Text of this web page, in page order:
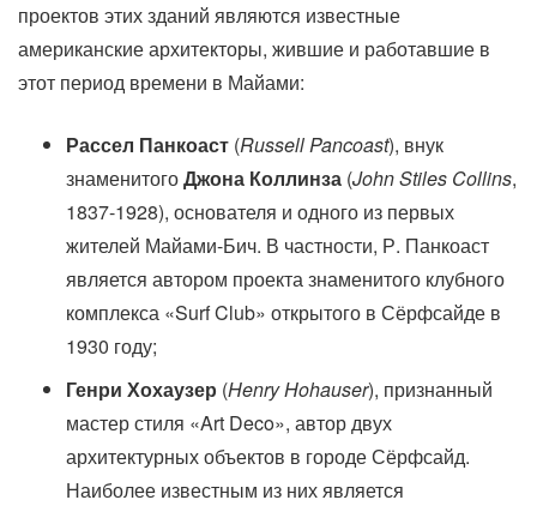
проектов этих зданий являются известные
американские архитекторы, жившие и работавшие в
этот период времени в Майами:
Рассел Панкоаст (Russell Pancoast), внук
знаменитогоДжона Коллинза (John Stiles Collins,
1837-1928), основателя и одного из первых
жителей Майами-Бич. В частности, Р. Панкоаст
является автором проекта знаменитого клубного
комплекса «Surf Club» открытого в Сёрфсайде в
1930 году;
Генри Хохаузер (Henry Hohauser), признанный
мастер стиля «Art Deco», автор двух
архитектурных объектов в городе Сёрфсайд.
Наиболее известным из них является